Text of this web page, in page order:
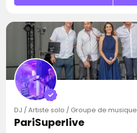
DJ / Artiste solo / Groupe de musique
PariSuperlive